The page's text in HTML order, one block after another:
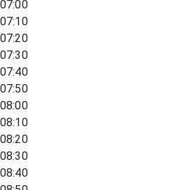
07:00
07:10
07:20
07:30
07:40
07:50
08:00
08:10
08:20
08:30
08:40